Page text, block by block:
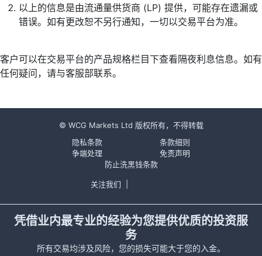
以上的信息是由流通量供货商 (LP) 提供，可能存在遗漏或
错误。如有更改恕不另行通知，一切以交易平台为准。
客户可以在交易平台的产品规格栏目下查看隔夜利息信息。如有
任何疑问，请与客服部联系。
© WCG Markets Ltd 版权所有，不得转载
隐私条款
条款细则
争端处理
免责声明
防止洗黑钱条款
关注我们
凭借业内最专业的经验为您提供优质的投资服
务
所有交易均涉及风险，您的损失可能大于您的入金。